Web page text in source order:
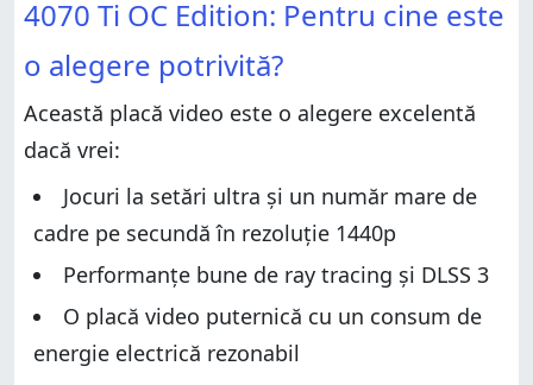
Performanța în jocuri și benchmarkuri
Ce părere ai despre ASUS TUF Gaming GeForce RTX
4070 Ti 12GB GDDR6X OC Edition?
Verdict
Design și specificații hardware
Performanța în jocuri și benchmarkuri
Ce părere ai despre ASUS TUF Gaming GeForce RTX
4070 Ti 12GB GDDR6X OC Edition?
4070 Ti OC Edition: Pentru cine este
o alegere potrivită?
Această placă video este o alegere excelentă
dacă vrei:
Jocuri la setări ultra și un număr mare de
cadre pe secundă în rezoluție 1440p
Performanțe bune de ray tracing și DLSS 3
O placă video puternică cu un consum de
energie electrică rezonabil